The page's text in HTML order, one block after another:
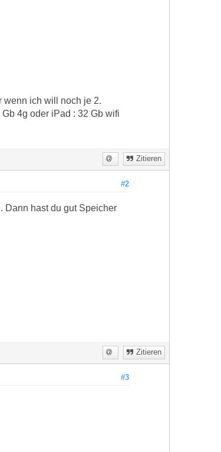
wenn ich will noch je 2.
4g oder iPad : 32 Gb wifi
Zitieren
#2
Dann hast du gut Speicher
Zitieren
#3